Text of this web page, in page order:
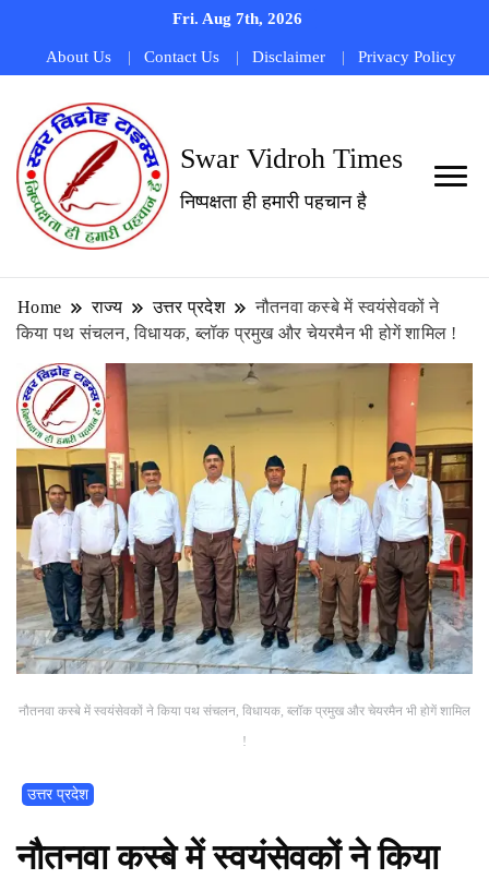
Fri. Aug 7th, 2026
About Us Contact Us Disclaimer Privacy Policy
Swar Vidroh Times
निष्पक्षता ही हमारी पहचान है
Home राज्य उत्तर प्रदेश
नौतनवा कस्बे में स्वयंसेवकों ने
किया पथ संचलन, विधायक, ब्लॉक प्रमुख और चेयरमैन भी होगें शामिल !
नौतनवा कस्बे में स्वयंसेवकों ने किया पथ संचलन, विधायक, ब्लॉक प्रमुख और चेयरमैन भी होगें शामिल
!
उत्तर प्रदेश
नौतनवा कस्बे में स्वयंसेवकों ने किया